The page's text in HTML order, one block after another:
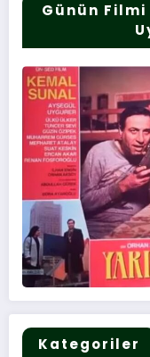
Günün
Kategoriler